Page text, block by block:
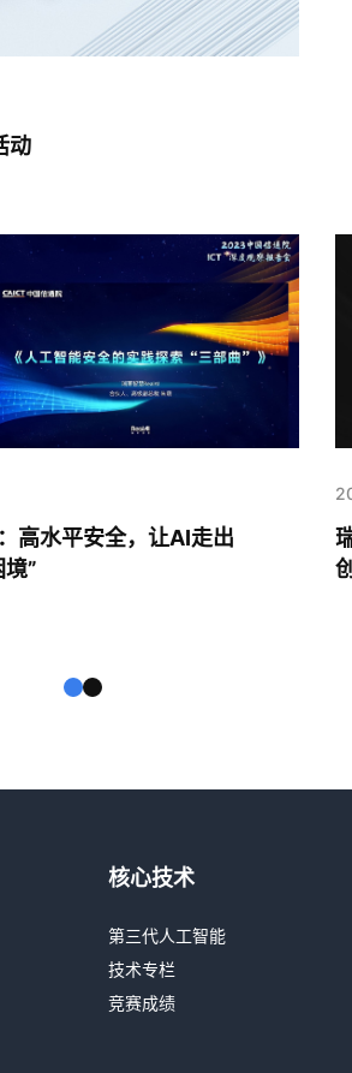
动
高水平安全，让AI走出
”
核心技术
第三代人工智能
技术专栏
竞赛成绩